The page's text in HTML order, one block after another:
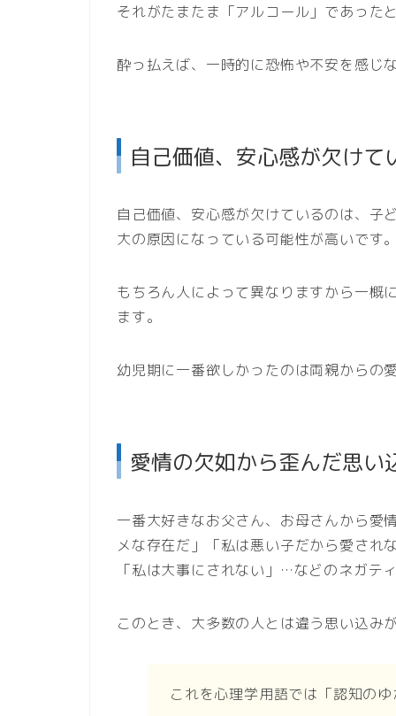
それがたまたま「アルコール」であった
酔っ払えば、一時的に恐怖や不安を感じ
自己価値、安心感が欠けて
自己価値、安心感が欠けているのは、子
大の原因になっている可能性が高いです
もちろん人によって異なりますから一概
ます。
幼児期に一番欲しかったのは両親からの
愛情の欠如から歪んだ思
一番大好きなお父さん、お母さんから愛
メな存在だ」「私は悪い子だから愛され
「私は大事にされない」…などのネガテ
このとき、大多数の人とは違う思い込み
これを心理学用語では「認知の